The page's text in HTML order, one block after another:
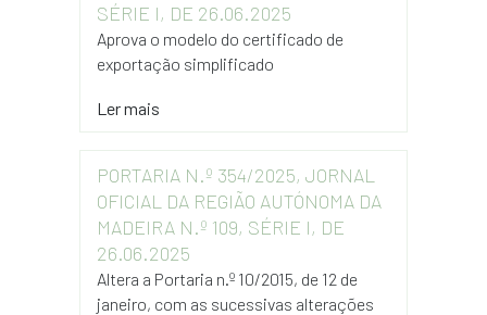
SÉRIE I, DE 26.06.2025
Aprova o modelo do certificado de
exportação simplificado
Ler mais
PORTARIA N.º 354/2025, JORNAL
OFICIAL DA REGIÃO AUTÓNOMA DA
MADEIRA N.º 109, SÉRIE I, DE
26.06.2025
Altera a Portaria n.º 10/2015, de 12 de
janeiro, com as sucessivas alterações